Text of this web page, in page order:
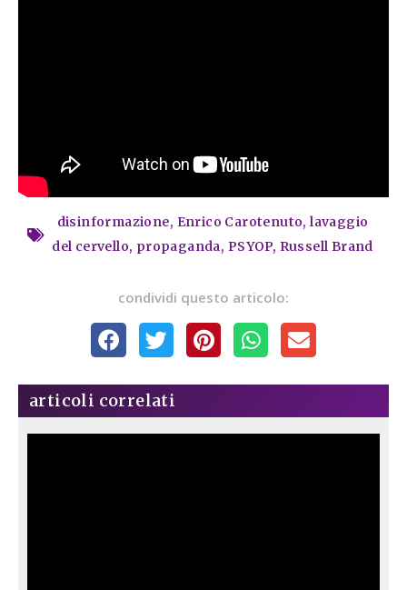
disinformazione, Enrico Carotenuto,lavaggio
del cervello, propaganda, PSYOP, Russell Brand
condividi questo articolo:
articoli correlati